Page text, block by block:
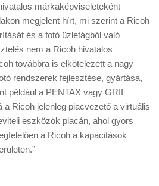
márkaképviseleteként
megjelent hírt, mi szerint a Ricoh
és a fotó üzletágból való
nem a Ricoh hivatalos
továbbra is elkötelezett a nagy
rendszerek fejlesztése, gyártása,
például a PENTAX vagy GRII
a Ricoh jelenleg piacvezető a virtuális
eszközök piacán, ahol gyors
a Ricoh a kapacitások